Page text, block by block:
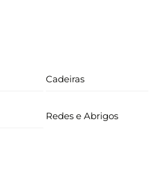
Cadeiras
Redes e Abrigos